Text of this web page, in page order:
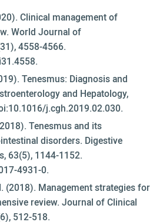
Clinical management of
World Journal of
4558-4566.
Tenesmus: Diagnosis and
and Hepatology,
j.cgh.2019.02.030.
Tenesmus and its
disorders. Digestive
63(5), 1144-1152.
4931-0.
(2018). Management strategies for
review. Journal of Clinical
512-518.